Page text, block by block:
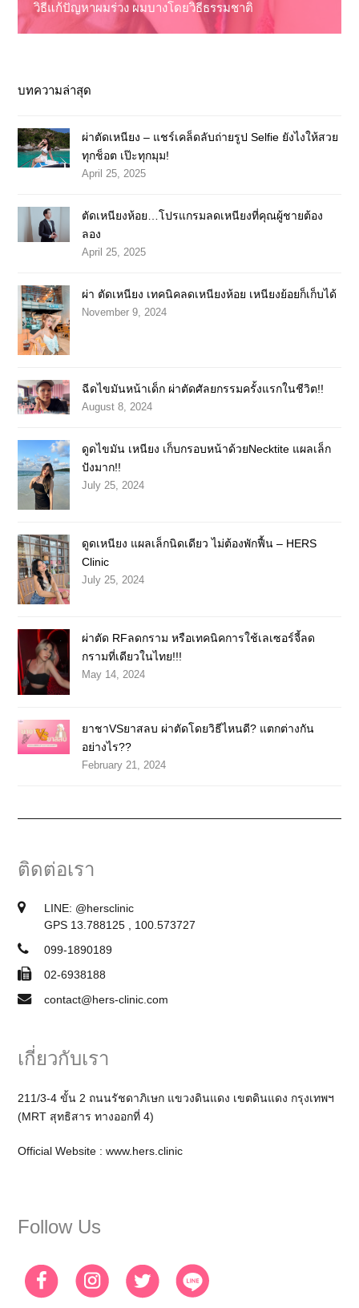
วิธีแก้ปัญหาผมร่วง ผมบางโดยวิธีธรรมชาติ
บทความล่าสุด
ผ่าตัดเหนียง – แชร์เคล็ดลับถ่ายรูป Selfie ยังไงให้สวย
ทุกช็อต เป๊ะทุกมุม!
April 25, 2025
ตัดเหนียงห้อย…โปรแกรมลดเหนียงที่คุณผู้ชายต้อง
ลอง
April 25, 2025
ผ่า ตัดเหนียง เทคนิคลดเหนียงห้อย เหนียงย้อยก็เก็บได้
November 9, 2024
ฉีดไขมันหน้าเด็ก ผ่าตัดศัลยกรรมครั้งแรกในชีวิต!!
August 8, 2024
ดูดไขมัน เหนียง เก็บกรอบหน้าด้วยNecktite แผลเล็ก
ปังมาก!!
July 25, 2024
ดูดเหนียง แผลเล็กนิดเดียว ไม่ต้องพักฟื้น – HERS
Clinic
July 25, 2024
ผ่าตัด RFลดกราม หรือเทคนิคการใช้เลเซอร์จี้ลด
กรามที่เดียวในไทย!!!
May 14, 2024
ยาชาVSยาสลบ ผ่าตัดโดยวิธีไหนดี? แตกต่างกัน
อย่างไร??
February 21, 2024
ติดต่อเรา
LINE: @hersclinic
GPS 13.788125 , 100.573727
099-1890189
02-6938188
contact@hers-clinic.com
เกี่ยวกับเรา
211/3-4 ขั้น 2 ถนนรัชดาภิเษก แขวงดินแดง เขตดินแดง กรุงเทพฯ
(MRT สุทธิสาร ทางออกที่ 4)
Official Website :www.hers.clinic
Follow Us